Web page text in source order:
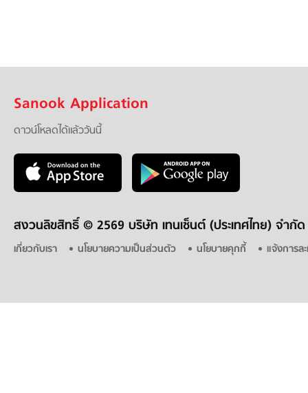
Sanook Application
ดาวน์โหลดได้แล้ววันนี้
สงวนลิขสิทธิ์ © 2569 บริษัท เทนเซ็นต์ (ประเทศไทย) จำกัด
เกี่ยวกับเรา นโยบายความเป็นส่วนตัว นโยบายคุกกี้ แจ้งการล